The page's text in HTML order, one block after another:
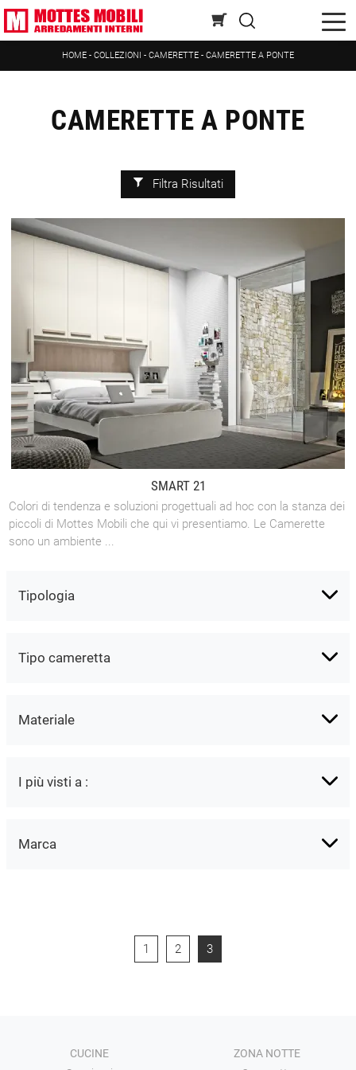
HOME - COLLEZIONI - CAMERETTE - CAMERETTE A PONTE
CAMERETTE A PONTE
Tipologia
Tipo cameretta
Materiale
I più visti a :
Marca
Filtra Risultati
SMART 21
Colori di tendenza e soluzioni progettuali ad hoc con la stanza dei
piccoli di Mottes Mobili che qui vi presentiamo. Le Camerette
sono un ambiente ...
1 2 3
CUCINE
ZONA NOTTE